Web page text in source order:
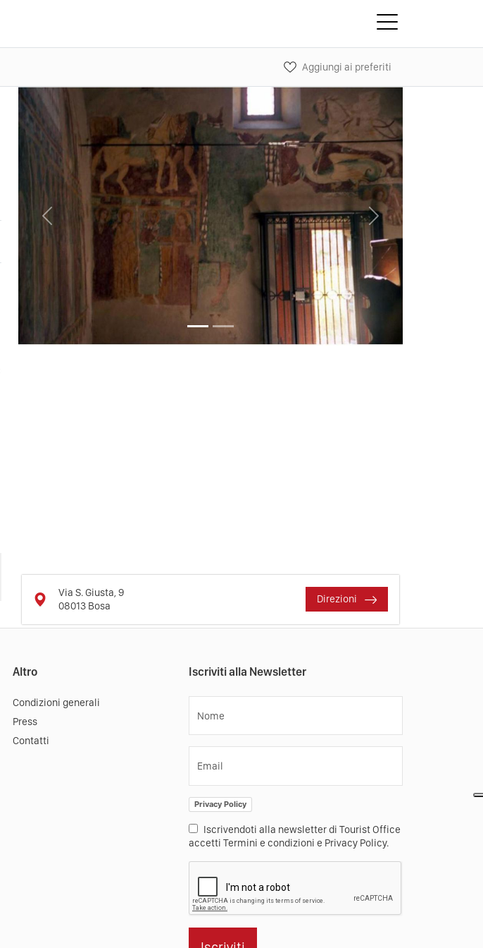
Aggiungi ai preferiti
Previous Next
Via S. Giusta, 9
08013 Bosa
Direzioni
Altro
Condizioni generali
Press
Contatti
Iscriviti alla Newsletter
Nome
Email
Privacy Policy
Iscrivendoti alla newsletter di Tourist Office
accetti Termini e condizioni e Privacy Policy.